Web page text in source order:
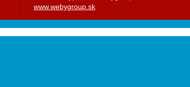
www.webygroup.sk